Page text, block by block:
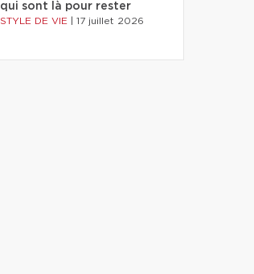
qui sont là pour rester
STYLE DE VIE 17 juillet 2026